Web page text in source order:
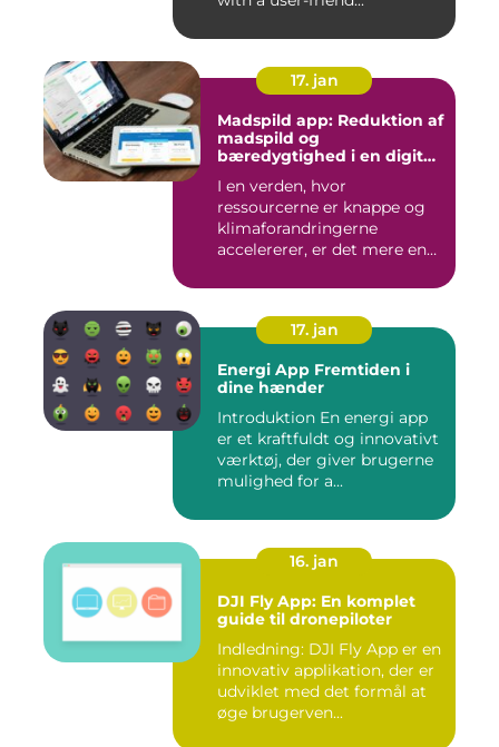
17. jan
Madspild app: Reduktion af
madspild og
bæredygtighed i en digital
I en verden, hvor
ressourcerne er knappe og
klimaforandringerne
accelererer, er det mere end
17. jan
Energi App Fremtiden i
dine hænder
Introduktion En energi app
er et kraftfuldt og innovativt
værktøj, der giver brugerne
mulighed for a...
16. jan
DJI Fly App: En komplet
guide til dronepiloter
Indledning: DJI Fly App er en
innovativ applikation, der er
udviklet med det formål at
øge brugerven...